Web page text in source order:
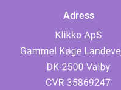
Adress